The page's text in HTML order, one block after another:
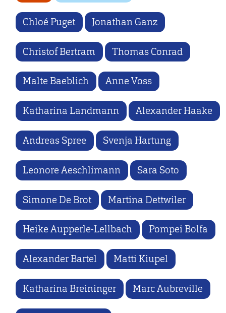
Chloé Puget Jonathan Ganz
Christof Bertram Thomas Conrad
Malte Baeblich Anne Voss
Katharina Landmann Alexander Haake
Andreas Spree Svenja Hartung
Leonore Aeschlimann Sara Soto
Simone De Brot Martina Dettwiler
Heike Aupperle-Lellbach Pompei Bolfa
Alexander Bartel Matti Kiupel
Katharina Breininger Marc Aubreville